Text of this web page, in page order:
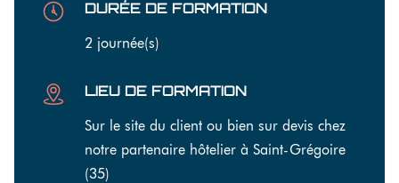
DURÉE DE FORMATION
2 journée(s)
LIEU DE FORMATION
Sur le site du client ou bien sur devis chez
notre partenaire hôtelier à Saint-Grégoire
(35)